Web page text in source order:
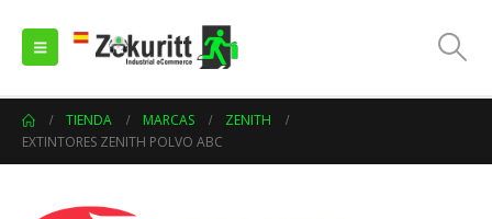
TIENDA MARCAS
ZENITH
EXTINTORES ZENITH POLVO ABC